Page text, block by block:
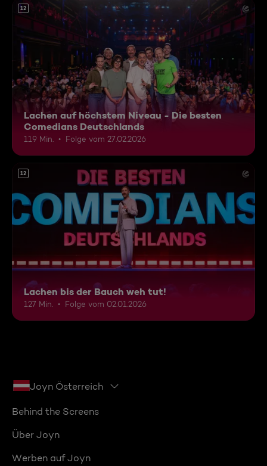
12
Lachen auf höchstem Niveau - Die besten
Comedians Deutschlands
119 Min. Folge vom 27.02.2026
12
Lachen bis der Bauch weh tut!
127 Min. Folge vom 02.01.2026
Joyn Österreich
Behind the Screens
Über Joyn
Werben auf Joyn